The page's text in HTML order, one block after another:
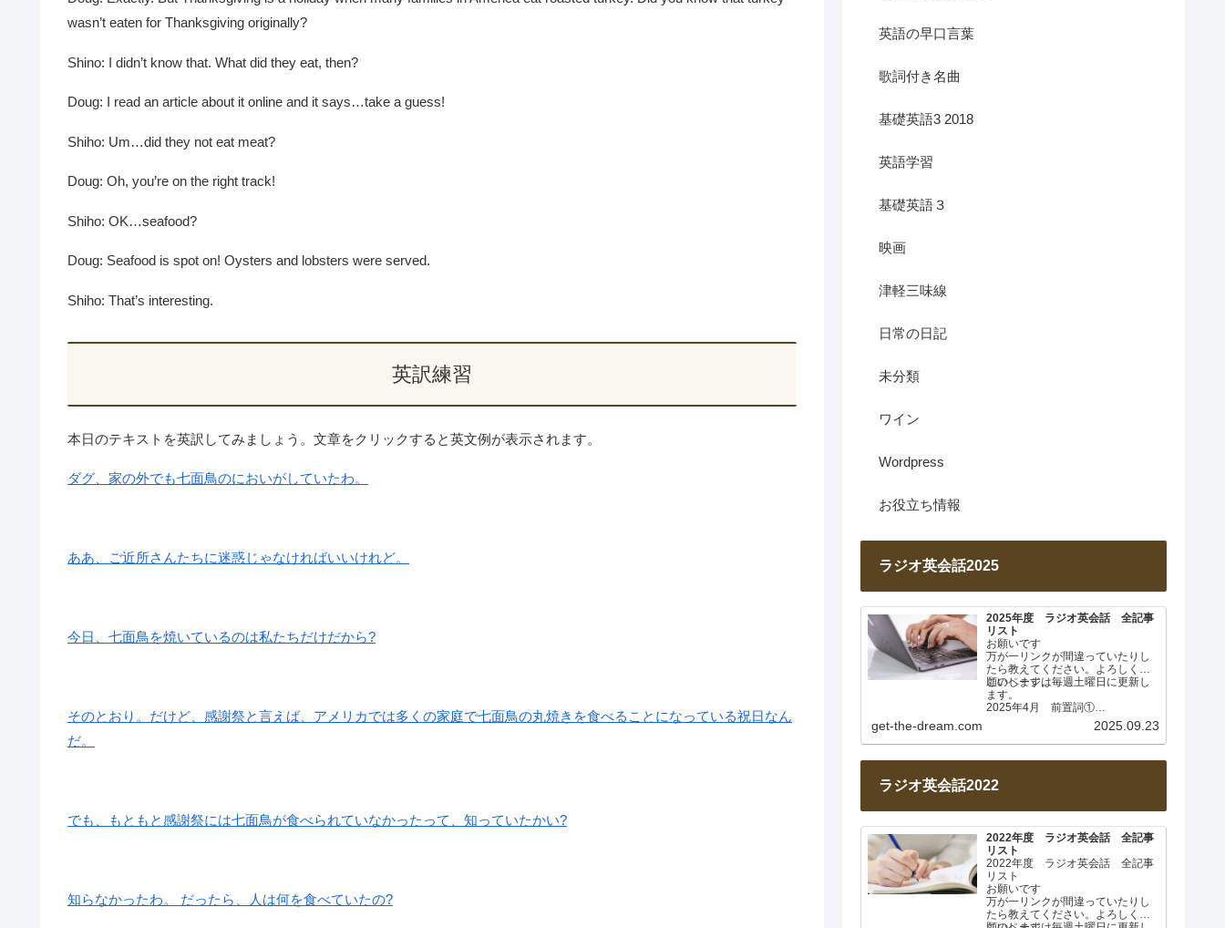
wasn’t eaten for Thanksgiving originally?
Shino: I didn’t know that. What did they eat, then?
Doug: I read an article about it online and it says…take a guess!
Shiho: Um…did they not eat meat?
Doug: Oh, you’re on the right track!
Shiho: OK…seafood?
Doug: Seafood is spot on! Oysters and lobsters were served.
Shiho: That’s interesting.
英訳練習
本日のテキストを英訳してみましょう。文章をクリックすると英文例が表示されます。
ダグ、家の外でも七面鳥のにおいがしていたわ。
ああ、ご近所さんたちに迷惑じゃなければいいけれど。
今日、七面鳥を焼いているのは私たちだけだから?
そのとおり。だけど、感謝祭と言えば、アメリカでは多くの家庭で七面鳥の丸焼きを食べることになっている祝日なん
だ。
でも、もともと感謝祭には七面鳥が食べられていなかったって、知っていたかい?
知らなかったわ。 だったら、人は何を食べていたの?
英語の早口言葉
歌詞付き名曲
基礎英語3 2018
英語学習
基礎英語３
映画
津軽三味線
日常の日記
未分類
ワイン
Wordpress
お役立ち情報
ラジオ英会話2025
2025年度 ラジオ英会話 全記事
リスト
お願いです
万が一リンクが間違っていたりし
たら教えてください。よろしくお
願いします。
このページは毎週土曜日に更新し
ます。
2025年4月 前置詞①
Lesson 001 前置詞about
get-the-dream.com 2025.09.23
ラジオ英会話2022
2022年度 ラジオ英会話 全記事
リスト
2022年度 ラジオ英会話 全記事
リスト
お願いです
万が一リンクが間違っていたりし
たら教えてください。よろしくお